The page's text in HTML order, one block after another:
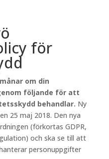
för
om din
följande för att
behandlar. Ny
25 maj 2018. Den nya
(förkortas GDPR,
och ska se till att
personuppgifter